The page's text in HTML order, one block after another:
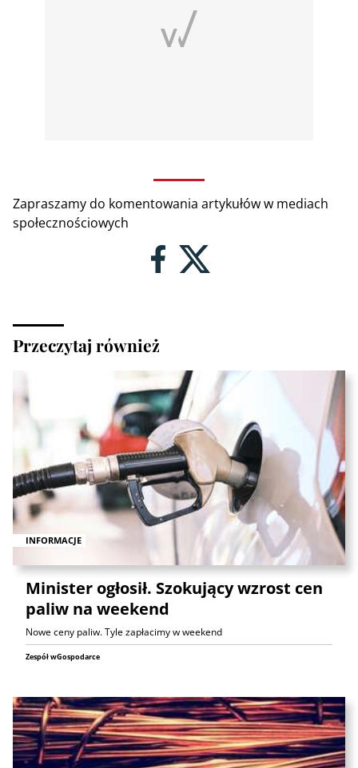
Zapraszamy do komentowania artykułów w mediach
społecznościowych
Przeczytaj również
INFORMACJE
Minister ogłosił. Szokujący wzrost cen
paliw na weekend
Nowe ceny paliw. Tyle zapłacimy w weekend
Zespół wGospodarce